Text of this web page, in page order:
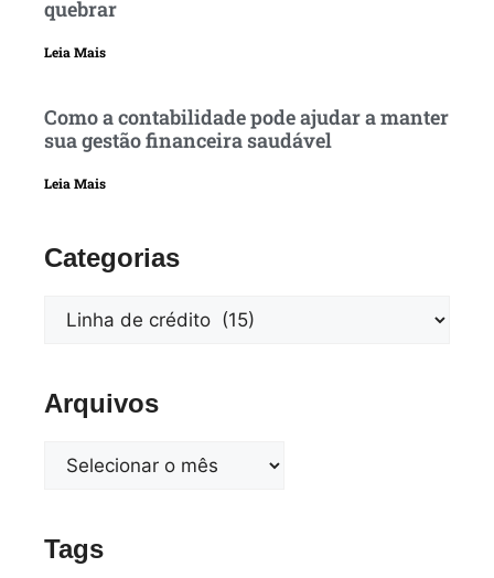
quebrar
Leia Mais
Como a contabilidade pode ajudar a manter
sua gestão financeira saudável
Leia Mais
Categorias
Arquivos
Tags